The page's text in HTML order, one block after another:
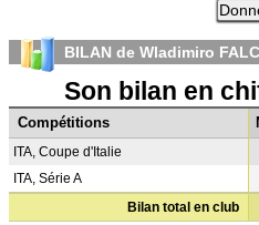
BILAN de Wladimiro
Son bilan en
Compétitions
ITA, Coupe d'Italie
ITA, Série A
Bilan total en club